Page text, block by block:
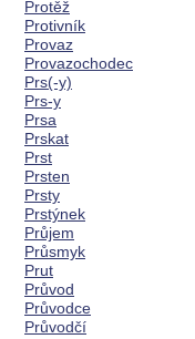
Protěž
Protivník
Provaz
Provazochodec
Prs(-y)
Prs-y
Prsa
Prskat
Prst
Prsten
Prsty
Prstýnek
Průjem
Průsmyk
Prut
Průvod
Průvodce
Průvodčí